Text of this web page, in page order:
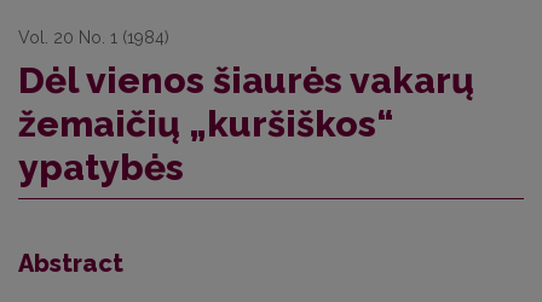
Vol. 20 No. 1 (1984)
Dėl vienos šiaurės vakarų
žemaičių „kuršiškos“
ypatybės
Abstract